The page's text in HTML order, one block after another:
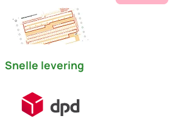
Snelle levering